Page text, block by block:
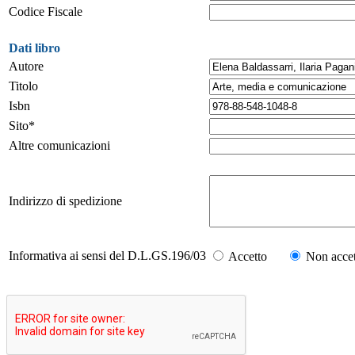
Codice Fiscale
Dati libro
Autore
Titolo
Isbn
Sito*
Altre comunicazioni
Indirizzo di spedizione
Informativa ai sensi del D.L.GS.196/03 Accetto Non